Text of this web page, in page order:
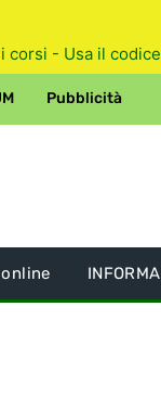
corsi - Usa il codice
Pubblicità
INFORMA